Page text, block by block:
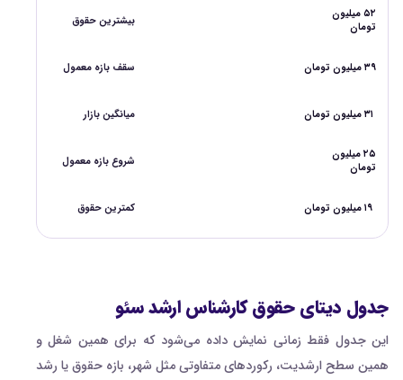
بیشترین حقوق
۵۲ میلیون
تومان
سقف بازه معمول ۳۹ میلیون تومان
میانگین بازار ۳۱ میلیون تومان
شروع بازه معمول
۲۵ میلیون
تومان
کمترین حقوق ۱۹ میلیون تومان
جدول دیتای حقوق کارشناس ارشد سئو
این جدول فقط زمانی نمایش داده می‌شود که برای همین شغل و
همین سطح ارشدیت، رکوردهای متفاوتی مثل شهر، بازه حقوق یا رشد